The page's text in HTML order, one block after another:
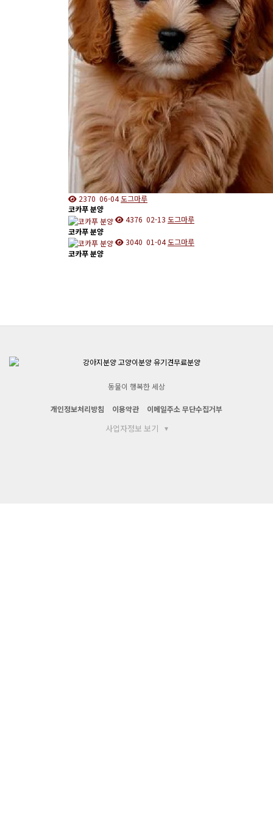
2370 06-04도그마루
코카푸 분양
4376 02-13 도그마루
코카푸 분양
3040 01-04도그마루
코카푸 분양
동물이 행복한 세상
개인정보처리방침 이용약관 이메일주소 무단수집거부
사업자정보 보기 ▾